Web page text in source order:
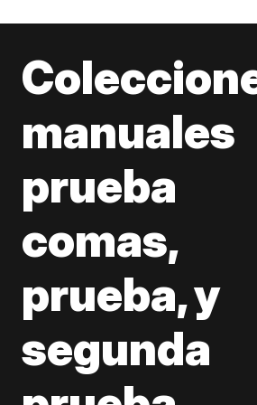
manuales
prueba
comas,
prueba, y
segunda